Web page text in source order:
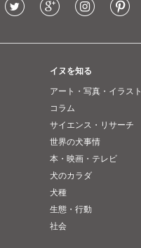
イヌを知る
アート・写真・イラスト
コラム
サイエンス・リサーチ
世界の犬事情
本・映画・テレビ
犬のカラダ
犬種
生態・行動
社会